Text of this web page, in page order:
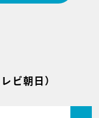
レビ朝日）